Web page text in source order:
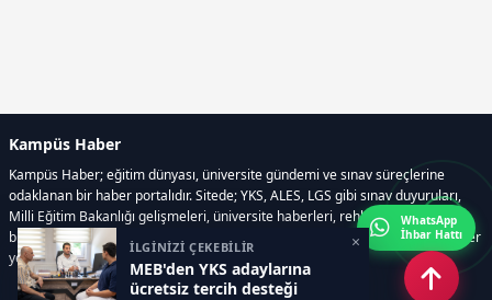
İLGİNİZİ ÇEKEBİLİR
MEB'den YKS adaylarına
ücretsiz tercih desteği
×
Kampüs Haber
Kampüs Haber; eğitim dünyası, üniversite gündemi ve sınav süreçlerine
odaklanan bir haber portalıdır. Sitede; YKS, ALES, LGS gibi sınav duyuruları,
Milli Eğitim Bakanlığı gelişmeleri, üniversite haberleri, rehberlik içerikleri,
bilim ve teknoloji alanındaki yenilikler ile öğrenci yaşamına dair güncel bilgiler
yer alır.
WhatsApp
İhbar Hattı